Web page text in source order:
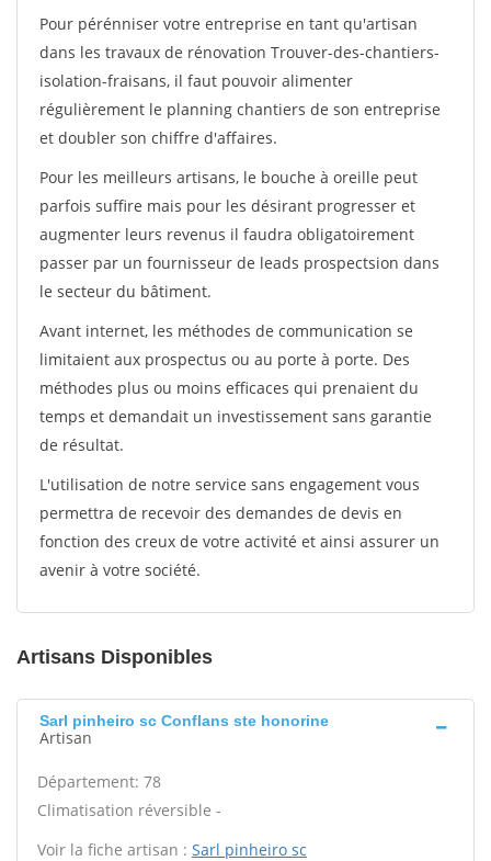
Pour pérénniser votre entreprise en tant qu'artisan
dans les travaux de rénovation Trouver-des-chantiers-
isolation-fraisans, il faut pouvoir alimenter
régulièrement le planning chantiers de son entreprise
et doubler son chiffre d'affaires.
Pour les meilleurs artisans, le bouche à oreille peut
parfois suffire mais pour les désirant progresser et
augmenter leurs revenus il faudra obligatoirement
passer par un fournisseur de leads prospectsion dans
le secteur du bâtiment.
Avant internet, les méthodes de communication se
limitaient aux prospectus ou au porte à porte. Des
méthodes plus ou moins efficaces qui prenaient du
temps et demandait un investissement sans garantie
de résultat.
L'utilisation de notre service sans engagement vous
permettra de recevoir des demandes de devis en
fonction des creux de votre activité et ainsi assurer un
avenir à votre société.
Artisans Disponibles
Sarl pinheiro sc Conflans ste honorine
Artisan
Département: 78
Climatisation réversible -
Voir la fiche artisan : Sarl pinheiro sc